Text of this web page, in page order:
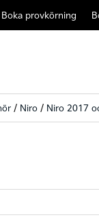
Boka provkörning
/ Niro / Niro 2017